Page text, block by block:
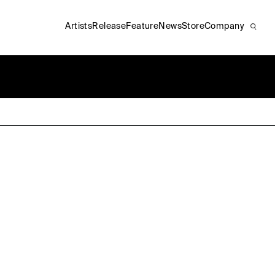
ArtistsReleaseFeature NewsStoreCompany